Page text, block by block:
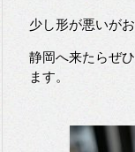
少し形が悪いが
静岡へ来たらぜ
ます。